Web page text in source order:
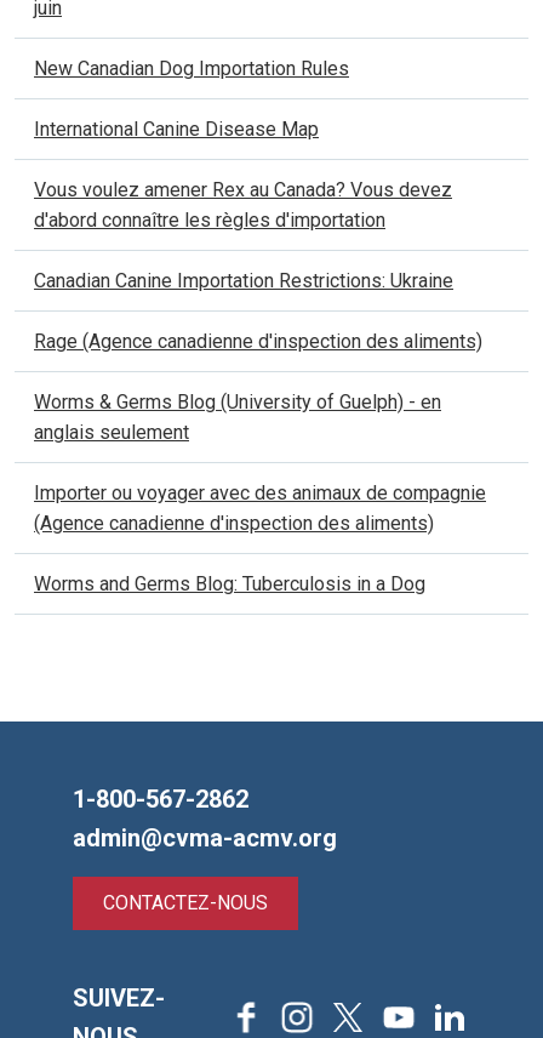
juin
New Canadian Dog Importation Rules
International Canine Disease Map
Vous voulez amener Rex au Canada? Vous devez
d'abord connaître les règles d'importation
Canadian Canine Importation Restrictions: Ukraine
Rage (Agence canadienne d'inspection des aliments)
Worms & Germs Blog (University of Guelph) - en
anglais seulement
Importer ou voyager avec des animaux de compagnie
(Agence canadienne d'inspection des aliments)
Worms and Germs Blog: Tuberculosis in a Dog
1-800-567-2862
admin@cvma-acmv.org
CONTACTEZ-NOUS
SUIVEZ-
FacebookInstagram
X YoutubeLinkedIn